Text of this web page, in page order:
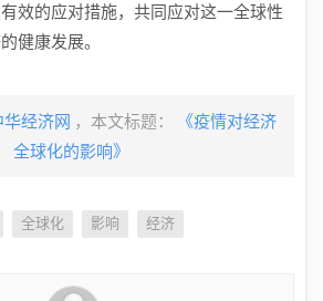
效的应对措施，共同应对这一全球性
健康发展。
华经济网 ，本文标题：
《疫情对经济
全球化的影响》
全球化 影响 经济